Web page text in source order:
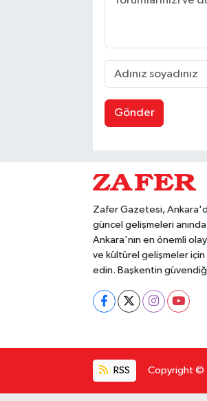
Gönder
Zafer Gazetesi,
güncel gelişmeleri anında
Ankara'nın en önemli
ve kültürel gelişmeler
edin. Başkentin
RSS Copyright ©